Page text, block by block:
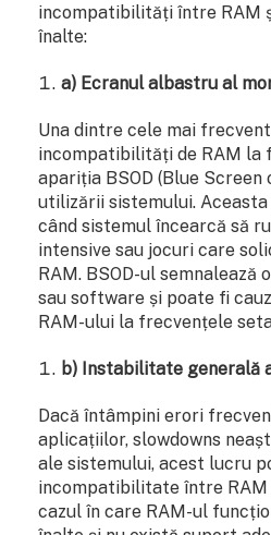
incompatibilități între RAM
înalte:
a) Ecranul albastru al
Una dintre cele mai
incompatibilități de RAM la
apariția BSOD (Blue
utilizării sistemului.
când sistemul încearcă să
intensive sau jocuri care
RAM. BSOD-ul semnalează
sau software și poate fi
RAM-ului la frecvențele
b) Instabilitate generală
Dacă întâmpini erori
aplicațiilor, slowdowns
ale sistemului, acest lucru
incompatibilitate între RAM
cazul în care RAM-ul